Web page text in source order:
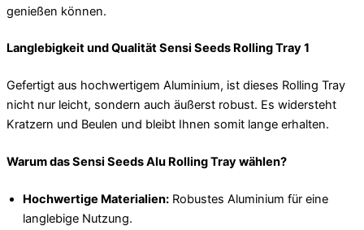
genießen können.
Langlebigkeit und Qualität Sensi Seeds Rolling Tray 1
Gefertigt aus hochwertigem Aluminium, ist dieses Rolling Tray
nicht nur leicht, sondern auch äußerst robust. Es widersteht
Kratzern und Beulen und bleibt Ihnen somit lange erhalten.
Warum das Sensi Seeds Alu Rolling Tray wählen?
Hochwertige Materialien: Robustes Aluminium für eine
langlebige Nutzung.